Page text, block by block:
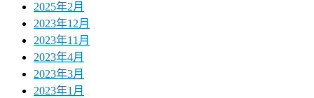
2025年2月
2023年12月
2023年11月
2023年4月
2023年3月
2023年1月